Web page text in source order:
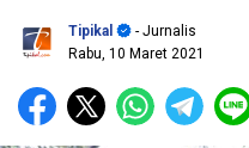
Tipikal
- Jurnalis
Rabu, 10 Maret 2021